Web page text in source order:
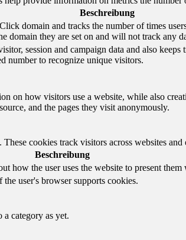
Beschreibung
domain and tracks the number of times
domain they are set on and will not track any
session and campaign data and also
number to recognize unique visitors.
on how visitors use a website, while also
and the pages they visit anonymously.
cookies track visitors across websites
Beschreibung
how the user uses the website to present
user's browser supports cookies.
a category as yet.